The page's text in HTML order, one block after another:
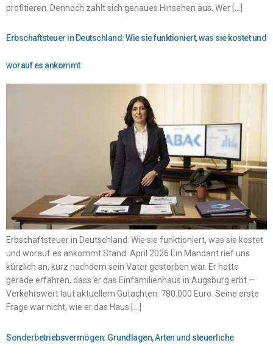
profitieren. Dennoch zahlt sich genaues Hinsehen aus. Wer […]
Erbschaftsteuer in Deutschland: Wie sie funktioniert, was sie kostet und
worauf es ankommt
Erbschaftsteuer in Deutschland: Wie sie funktioniert, was sie kostet
und worauf es ankommt Stand: April 2026 Ein Mandant rief uns
kürzlich an, kurz nachdem sein Vater gestorben war. Er hatte
gerade erfahren, dass er das Einfamilienhaus in Augsburg erbt —
Verkehrswert laut aktuellem Gutachten: 780.000 Euro. Seine erste
Frage war nicht, wie er das Haus […]
Sonderbetriebsvermögen: Grundlagen, Arten und steuerliche